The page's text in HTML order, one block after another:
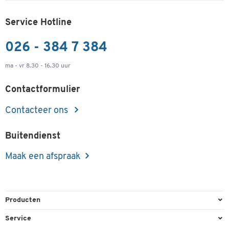
Service Hotline
026 - 384 7 384
ma - vr 8.30 - 16.30 uur
Contactformulier
Contacteer ons
Buitendienst
Maak een afspraak
Producten
Kantoorbenodigdheden
Service